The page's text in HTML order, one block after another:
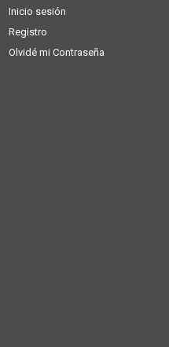
Inicio sesión
Registro
Olvidé mi Contraseña